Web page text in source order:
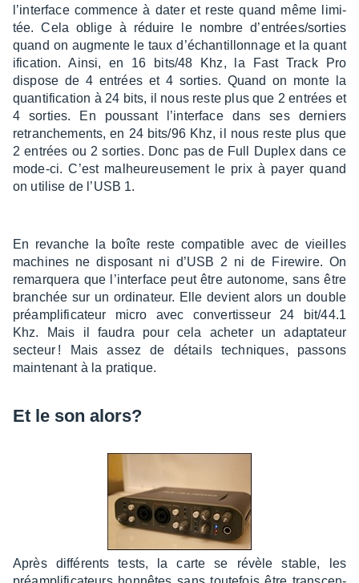
l’in­ter­face commence à dater et reste quand même limi­
tée. Cela oblige à réduire le nombre d’en­trées/sorties
quand on augmente le taux d’échan­tillon­nage et la quan­t
i­fi­ca­tion. Ainsi, en 16 bits/48 Khz, la Fast Track Pro
dispose de 4 entrées et 4 sorties. Quand on monte la
quan­ti­fi­ca­tion à 24 bits, il nous reste plus que 2 entrées et
4 sorties. En pous­sant l’in­ter­face dans ses derniers
retran­che­ments, en 24 bits/96 Khz, il nous reste plus que
2 entrées ou 2 sorties. Donc pas de Full Duplex dans ce
mode-ci. C’est malheu­reu­se­ment le prix à payer quand
on utilise de l’USB 1.
En revanche la boîte reste compa­tible avec de vieilles
machines ne dispo­sant ni d’USB 2 ni de Fire­wire. On
remarquera que l’in­ter­face peut être auto­nome, sans être
bran­chée sur un ordi­na­teur. Elle devient alors un double
préam­pli­fi­ca­teur micro avec conver­tis­seur 24 bit/44.1
Khz. Mais il faudra pour cela ache­ter un adap­ta­teur
secteur ! Mais assez de détails tech­niques, passons
main­te­nant à la pratique.
Et le son alors?
Après diffé­rents tests, la carte se révèle stable, les